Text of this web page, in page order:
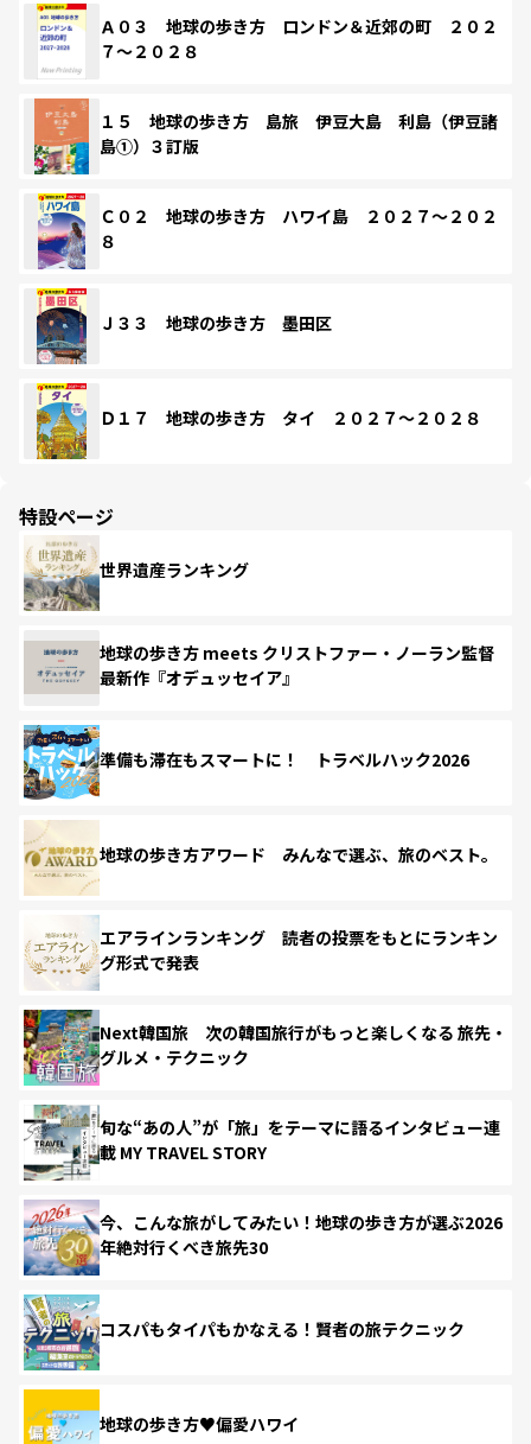
Ａ０３ 地球の歩き方 ロンドン＆近郊の町 ２０２
７～２０２８
１５ 地球の歩き方 島旅 伊豆大島 利島（伊豆諸
島①）３訂版
Ｃ０２ 地球の歩き方 ハワイ島 ２０２７～２０２
８
Ｊ３３ 地球の歩き方 墨田区
Ｄ１７ 地球の歩き方 タイ ２０２７～２０２８
特設ページ
世界遺産ランキング
地球の歩き方 meets クリストファー・ノーラン監督
最新作『オデュッセイア』
準備も滞在もスマートに！ トラベルハック2026
地球の歩き方アワード みんなで選ぶ、旅のベスト。
エアラインランキング 読者の投票をもとにランキン
グ形式で発表
Next韓国旅 次の韓国旅行がもっと楽しくなる 旅先・
グルメ・テクニック
旬な“あの人”が「旅」をテーマに語るインタビュー連
載 MY TRAVEL STORY
今、こんな旅がしてみたい！地球の歩き方が選ぶ2026
年絶対行くべき旅先30
コスパもタイパもかなえる！賢者の旅テクニック
地球の歩き方♥偏愛ハワイ